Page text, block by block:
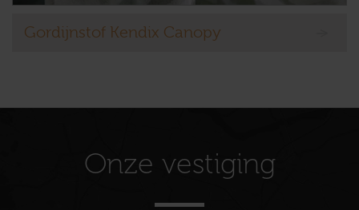
Gordijnstof Kendix Canopy
Onze vestiging